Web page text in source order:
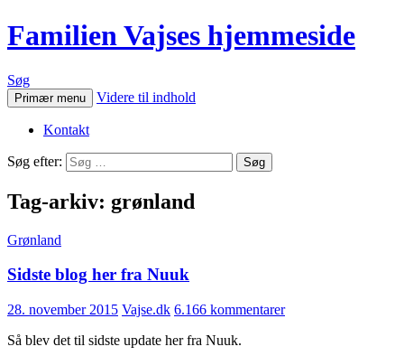
Familien Vajses hjemmeside
Søg
Primær menu Videre til indhold
Kontakt
Søg efter:
Tag-arkiv: grønland
Grønland
Sidste blog her fra Nuuk
28. november 2015 Vajse.dk 6.166 kommentarer
Så blev det til sidste update her fra Nuuk.